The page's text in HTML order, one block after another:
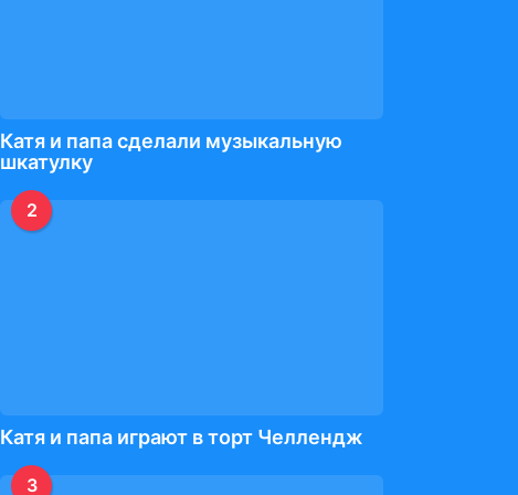
Катя и папа сделали музыкальную
шкатулку
2
Катя и папа играют в торт Челлендж
3